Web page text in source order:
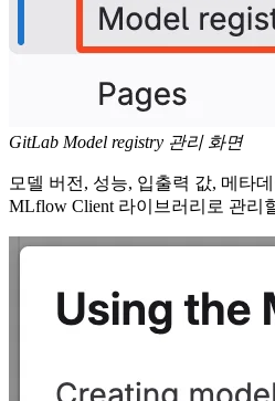
GitLab Model registry 관리 화면
모델 버전, 성능, 입출력 값, 메타
MLflow Client 라이브러리로 관리